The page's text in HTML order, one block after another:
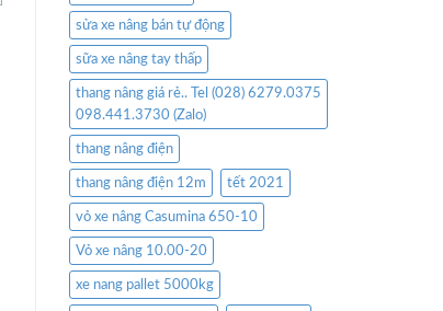
sửa xe nâng bán tự động
sữa xe nâng tay thấp
thang nâng giá rẻ.. Tel (028) 6279.0375
098.441.3730 (Zalo)
thang nâng điện
thang nâng điện 12m tết 2021
vỏ xe nâng Casumina 650-10
Vỏ xe nâng 10.00-20
xe nang pallet 5000kg